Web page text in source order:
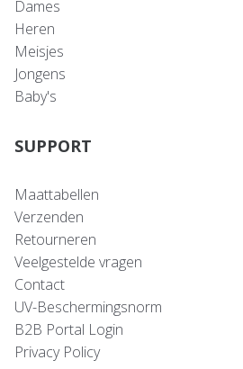
Dames
Heren
Meisjes
Jongens
Baby's
SUPPORT
Maattabellen
Verzenden
Retourneren
Veelgestelde vragen
Contact
UV-Beschermingsnorm
B2B Portal Login
Privacy Policy